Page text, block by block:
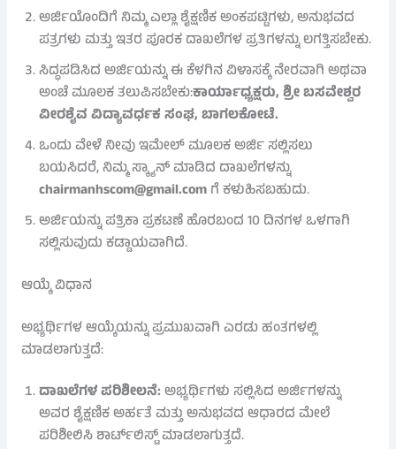
ಅರ್ಜಿಯೊಂದಿಗೆ ನಿಮ್ಮ ಎಲ್ಲಾ ಶೈಕ್ಷಣಿಕ ಅಂಕಪಟ್ಟಿಗಳು, ಅನುಭವದ
ಪತ್ರಗಳು ಮತ್ತು ಇತರ ಪೂರಕ ದಾಖಲೆಗಳ ಪ್ರತಿಗಳನ್ನು ಲಗತ್ತಿಸಬೇಕು.
ಸಿದ್ಧಪಡಿಸಿದ ಅರ್ಜಿಯನ್ನು ಈ ಕೆಳಗಿನ ವಿಳಾಸಕ್ಕೆ ನೇರವಾಗಿ ಅಥವಾ
ಅಂಚೆ ಮೂಲಕ ತಲುಪಿಸಬೇಕು:ಕಾರ್ಯಾಧ್ಯಕ್ಷರು, ಶ್ರೀ ಬಸವೇಶ್ವರ
ವೀರಶೈವ ವಿದ್ಯಾವರ್ಧಕ ಸಂಘ, ಬಾಗಲಕೋಟೆ.
ಒಂದು ವೇಳೆ ನೀವು ಇಮೇಲ್ ಮೂಲಕ ಅರ್ಜಿ ಸಲ್ಲಿಸಲು
ಬಯಸಿದರೆ, ನಿಮ್ಮ ಸ್ಕ್ಯಾನ್ ಮಾಡಿದ ದಾಖಲೆಗಳನ್ನು
chairmanhscom@gmail.comಗೆ ಕಳುಹಿಸಬಹುದು.
ಅರ್ಜಿಯನ್ನು ಪತ್ರಿಕಾ ಪ್ರಕಟಣೆ ಹೊರಬಂದ 10 ದಿನಗಳ ಒಳಗಾಗಿ
ಸಲ್ಲಿಸುವುದು ಕಡ್ಡಾಯವಾಗಿದೆ.
ಆಯ್ಕೆ ವಿಧಾನ
ಅಭ್ಯರ್ಥಿಗಳ ಆಯ್ಕೆಯನ್ನು ಪ್ರಮುಖವಾಗಿ ಎರಡು ಹಂತಗಳಲ್ಲಿ
ಮಾಡಲಾಗುತ್ತದೆ:
ದಾಖಲೆಗಳ ಪರಿಶೀಲನೆ:ಅಭ್ಯರ್ಥಿಗಳು ಸಲ್ಲಿಸಿದ ಅರ್ಜಿಗಳನ್ನು
ಅವರ ಶೈಕ್ಷಣಿಕ ಅರ್ಹತೆ ಮತ್ತು ಅನುಭವದ ಆಧಾರದ ಮೇಲೆ
ಪರಿಶೀಲಿಸಿ ಶಾರ್ಟ್‌ಲಿಸ್ಟ್ ಮಾಡಲಾಗುತ್ತದೆ.